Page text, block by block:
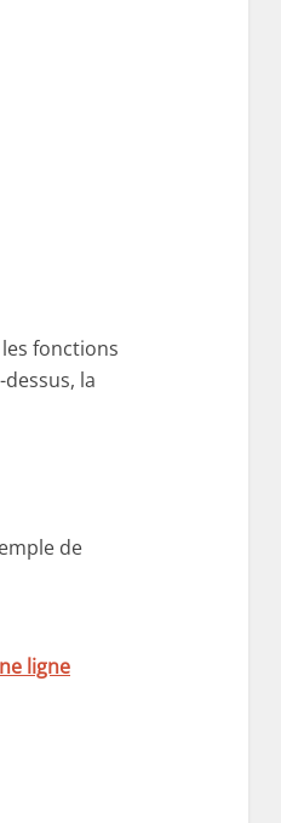
fonctions
dessus, la
de
ligne